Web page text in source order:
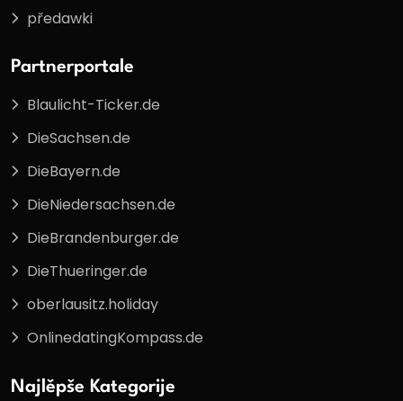
předawki
Partnerportale
Blaulicht-Ticker.de
DieSachsen.de
DieBayern.de
DieNiedersachsen.de
DieBrandenburger.de
DieThueringer.de
oberlausitz.holiday
OnlinedatingKompass.de
Najlěpše Kategorije